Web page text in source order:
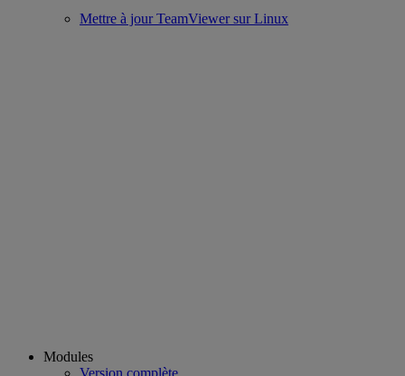
Mettre à jour TeamViewer sur Linux
Modules
Version complète